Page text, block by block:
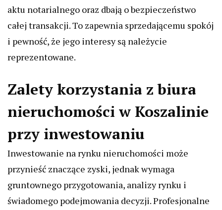
aktu notarialnego oraz dbają o bezpieczeństwo
całej transakcji. To zapewnia sprzedającemu spokój
i pewność, że jego interesy są należycie
reprezentowane.
Zalety korzystania z biura
nieruchomości w Koszalinie
przy inwestowaniu
Inwestowanie na rynku nieruchomości może
przynieść znaczące zyski, jednak wymaga
gruntownego przygotowania, analizy rynku i
świadomego podejmowania decyzji. Profesjonalne